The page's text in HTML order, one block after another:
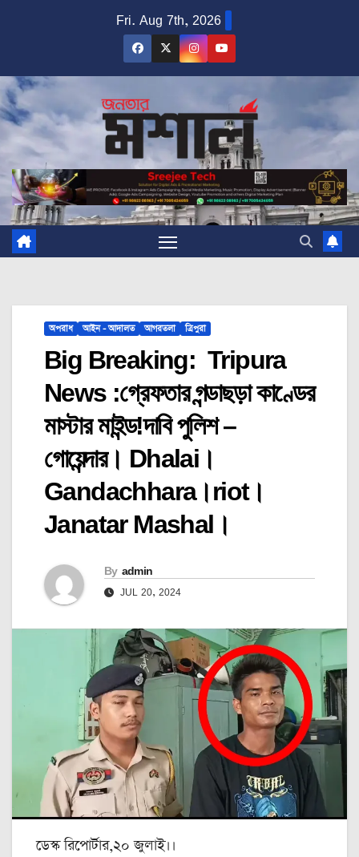
Fri. Aug 7th, 2026
অপরাধ আইন - আদালত আগরতলা ত্রিপুরা
Big Breaking: Tripura
News :গ্রেফতার গন্ডাছড়া কাণ্ডের
মাস্টার মাইন্ড!দাবি পুলিশ –
গোয়েন্দার। Dhalai।
Gandachhara।riot।
Janatar Mashal।
By admin
JUL 20, 2024
ডেস্ক রিপোর্টার,২০ জুলাই।।